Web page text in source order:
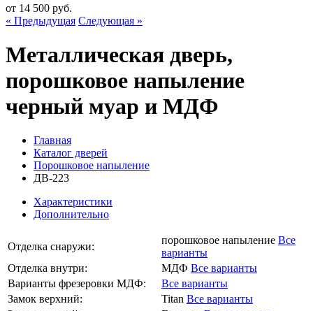
от 14 500 руб.
« Предыдущая Следующая »
Металлическая дверь,
порошковое напыление
черный муар и МДФ
Главная
Каталог дверей
Порошковое напыление
ДВ-223
Характеристики
Дополнительно
Отделка снаружи:
порошковое напыление Все
варианты
Отделка внутри:
МДФ Все варианты
Варианты фрезеровки МДФ:
Все варианты
Замок верхний:
Titan Все варианты